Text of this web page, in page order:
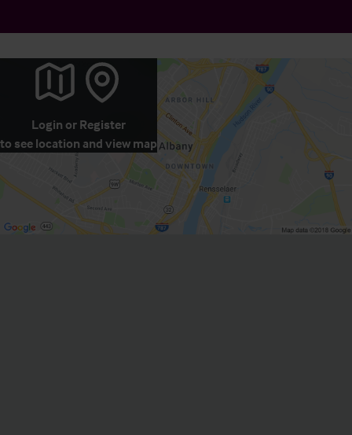
Login or Register
to see location and view map